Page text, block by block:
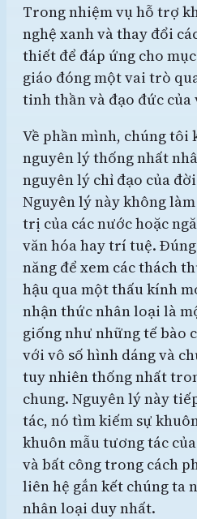
Trong nhiệm vụ hỗ trợ
nghệ xanh và thay đổi
thiết để đáp ứng cho
giáo đóng một vai trò
tinh thần và đạo đức của
Về phần mình, chúng tôi
nguyên lý thống nhất
nguyên lý chỉ đạo của
Nguyên lý này không
trị của các nước hoặc
văn hóa hay trí tuệ.
năng để xem các thách
hậu qua một thấu kính
nhận thức nhân loại là
giống như những tế bào
với vô số hình dáng và
tuy nhiên thống nhất
chung. Nguyên lý này
tác, nó tìm kiếm sự
khuôn mẫu tương tác
và bất công trong cách
liên hệ gắn kết chúng ta
nhân loại duy nhất.